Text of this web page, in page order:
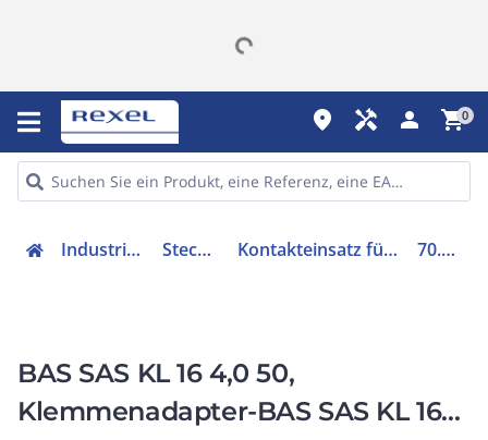
place handyman person shopping_cart0
Industriekomponenten Steckverbindung Kontakteinsatz für Rechtecksteckverbinder 70.110.1653.4
BAS SAS KL 16 4,0 50,
Klemmenadapter-BAS SAS KL 16